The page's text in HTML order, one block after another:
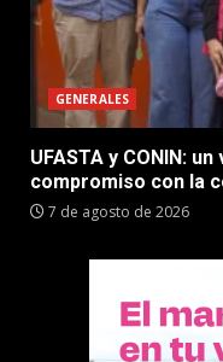
GENERALES
UFASTA y CONIN:
compromiso con la
7 de agosto de 2026